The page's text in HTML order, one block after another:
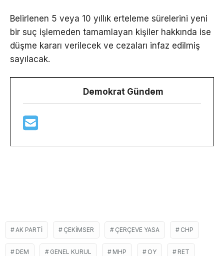
Belirlenen 5 veya 10 yıllık erteleme sürelerini yeni
bir suç işlemeden tamamlayan kişiler hakkında ise
düşme kararı verilecek ve cezaları infaz edilmiş
sayılacak.
Demokrat Gündem
AK PARTI ÇEKIMSER ÇERÇEVE YASA CHP
DEM GENEL KURUL MHP OY RET